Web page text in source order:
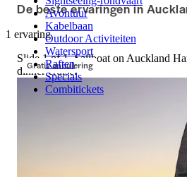
Avontuur
Kabelbaan
Outdoor Activiteiten
Watersport
Raften
Specials
Combitickets
De beste ervaringen in
1 ervaring
Gratis annulering
Slide 1 of 1, Sailboat on Auckland
dinner cruise.